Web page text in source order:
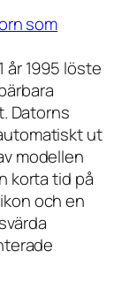
som
år 1995 löste
Datorns
ut
modellen
korta tid på
och en